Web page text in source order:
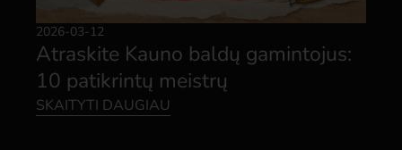
2026-03-12
Atraskite Kauno baldų gamintojus:
10 patikrintų meistrų
SKAITYTI DAUGIAU